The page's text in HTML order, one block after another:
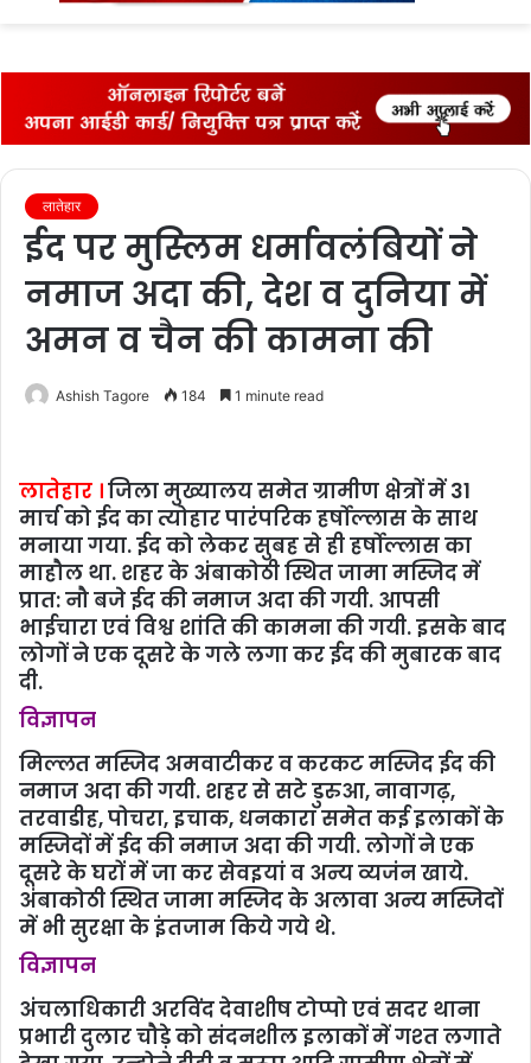
लातेहार
ईद पर मुस्‍लिम धर्मावलंबियों ने
नमाज अदा की, देश व दुनिया में
अमन व चैन की कामना की
Ashish Tagore 184 1 minute read
लातेहार ।जिला मुख्यालय समेत ग्रामीण क्षेत्रों में 31
मार्च को ईद का त्योहार पारंपरिक हर्षोल्लास के साथ
मनाया गया. ईद को लेकर सुबह से ही हर्षोल्लास का
माहौल था. शहर के अंबाकोठी स्थित जामा मस्जिद में
प्रात: नौ बजे ईद की नमाज अदा की गयी. आपसी
भाईचारा एवं विश्व शांति की कामना की गयी. इसके बाद
लोगों ने एक दूसरे के गले लगा कर ईद की मुबारक बाद
दी.
विज्ञापन
मिल्लत मस्जिद अमवाटीकर व करकट मस्जिद ईद की
नमाज अदा की गयी. शहर से सटे डुरुआ, नावागढ़,
तरवाडीह, पोचरा, इचाक, धनकारा समेत कई इलाकों के
मस्जिदों में ईद की नमाज अदा की गयी. लोगों ने एक
दूसरे के घरों में जा कर सेवइयां व अन्य व्यजंन खाये.
अंबाकोठी स्थित जामा मस्जिद के अलावा अन्य मस्जिदों
में भी सुरक्षा के इंतजाम किये गये थे.
विज्ञापन
अंचलाधिकारी अरविंद देवाशीष टोप्‍पो एवं सदर थाना
प्रभारी दुलार चौड़े को संदनशील इलाकों में गश्‍त लगाते